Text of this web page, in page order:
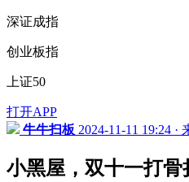
深证成指
创业板指
上证50
打开APP
牛牛扫板 2024-11-11 19:24 ·
小黑屋，双十一打